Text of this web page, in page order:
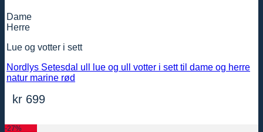
Dame
Herre
Lue og votter i sett
Nordlys Setesdal ull lue og ull votter i sett til dame og herre
natur marine rød
kr 699
-27%